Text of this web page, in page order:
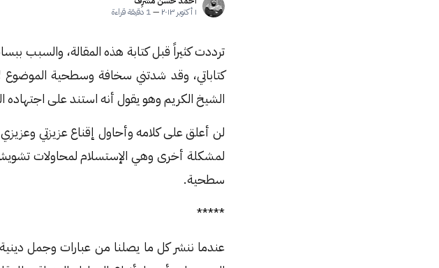
١ أكتوبر ٢٠١٣
—1 دقيقة قراءة
ترددت كثيراً قبل كتابة هذه المقالة، والسبب
كتاباتي، وقد شدتني سخافة وسطحية
الشيخ الكريم وهو يقول أنه استند على
لن أعلق على كلامه وأحاول إقناع عزيزتي
لمشكلة أخرى وهي الإستسلام لمحاولات تشويش
سطحية.
*****
عندما ننشر كل ما يصلنا من عبارات وجمل